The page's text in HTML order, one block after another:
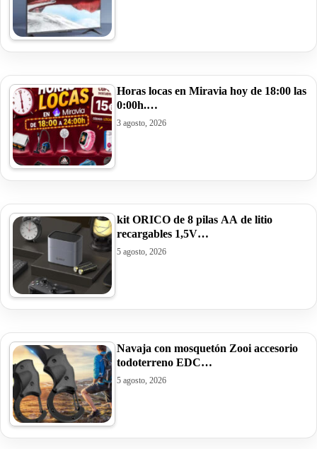
Horas locas en Miravia hoy de 18:00 las
0:00h.…
3 agosto, 2026
kit ORICO de 8 pilas AA de litio
recargables 1,5V…
5 agosto, 2026
Navaja con mosquetón Zooi accesorio
todoterreno EDC…
5 agosto, 2026